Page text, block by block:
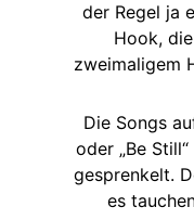
der Regel ja
Hook,
zweimaligem
Die Songs
oder „Be
gesprenkelt.
es